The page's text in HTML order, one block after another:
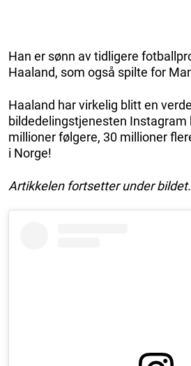
Han er sønn av tidligere
Haaland, som også spilte for
Haaland har virkelig blitt en
bildedelingstjenesten Instagram
millioner følgere, 30 millioner
i Norge!
Artikkelen fortsetter under bildet.